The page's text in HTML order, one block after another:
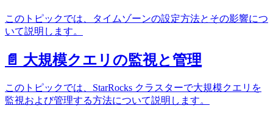
このトピックでは、タイムゾーンの設定方法とその影響につ
いて説明します。
📄️ 大規模クエリの監視と管理
このトピックでは、StarRocks クラスターで大規模クエリを
監視および管理する方法について説明します。